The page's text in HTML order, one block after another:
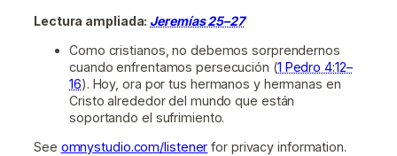
Lectura ampliada: Jeremías 25–27
Como cristianos, no debemos sorprendernos
cuando enfrentamos persecución (1 Pedro 4:12–
16). Hoy, ora por tus hermanos y hermanas en
Cristo alrededor del mundo que están
soportando el sufrimiento.
See omnystudio.com/listener for privacy information.